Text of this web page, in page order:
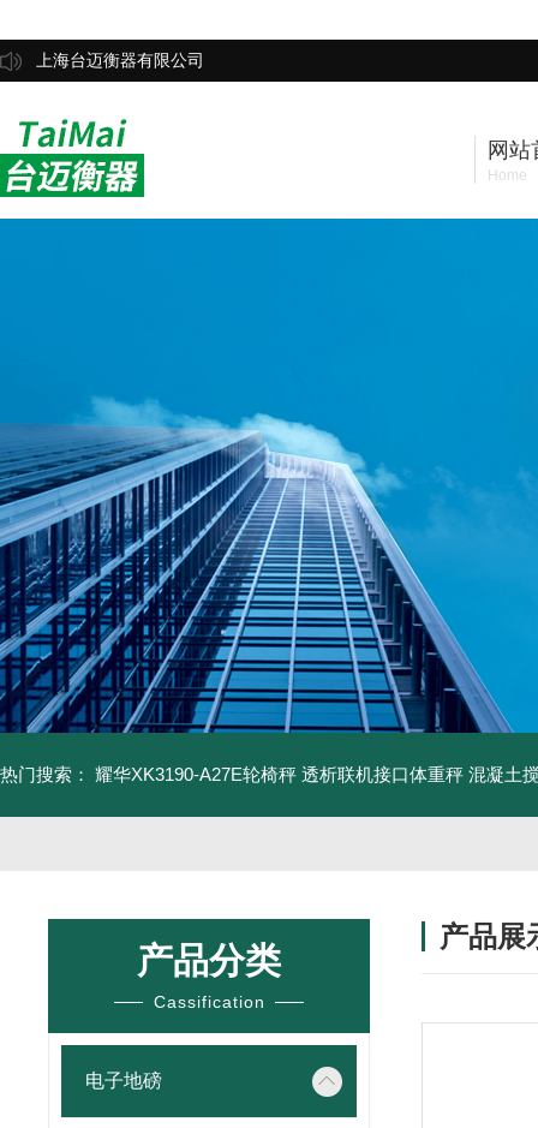
上海台迈衡器有限公司
网站
Home
热门搜索： 耀华XK3190-A27E轮椅秤 透析联机接口体重秤 混凝土
产品分类
Cassification
电子地磅
产品展